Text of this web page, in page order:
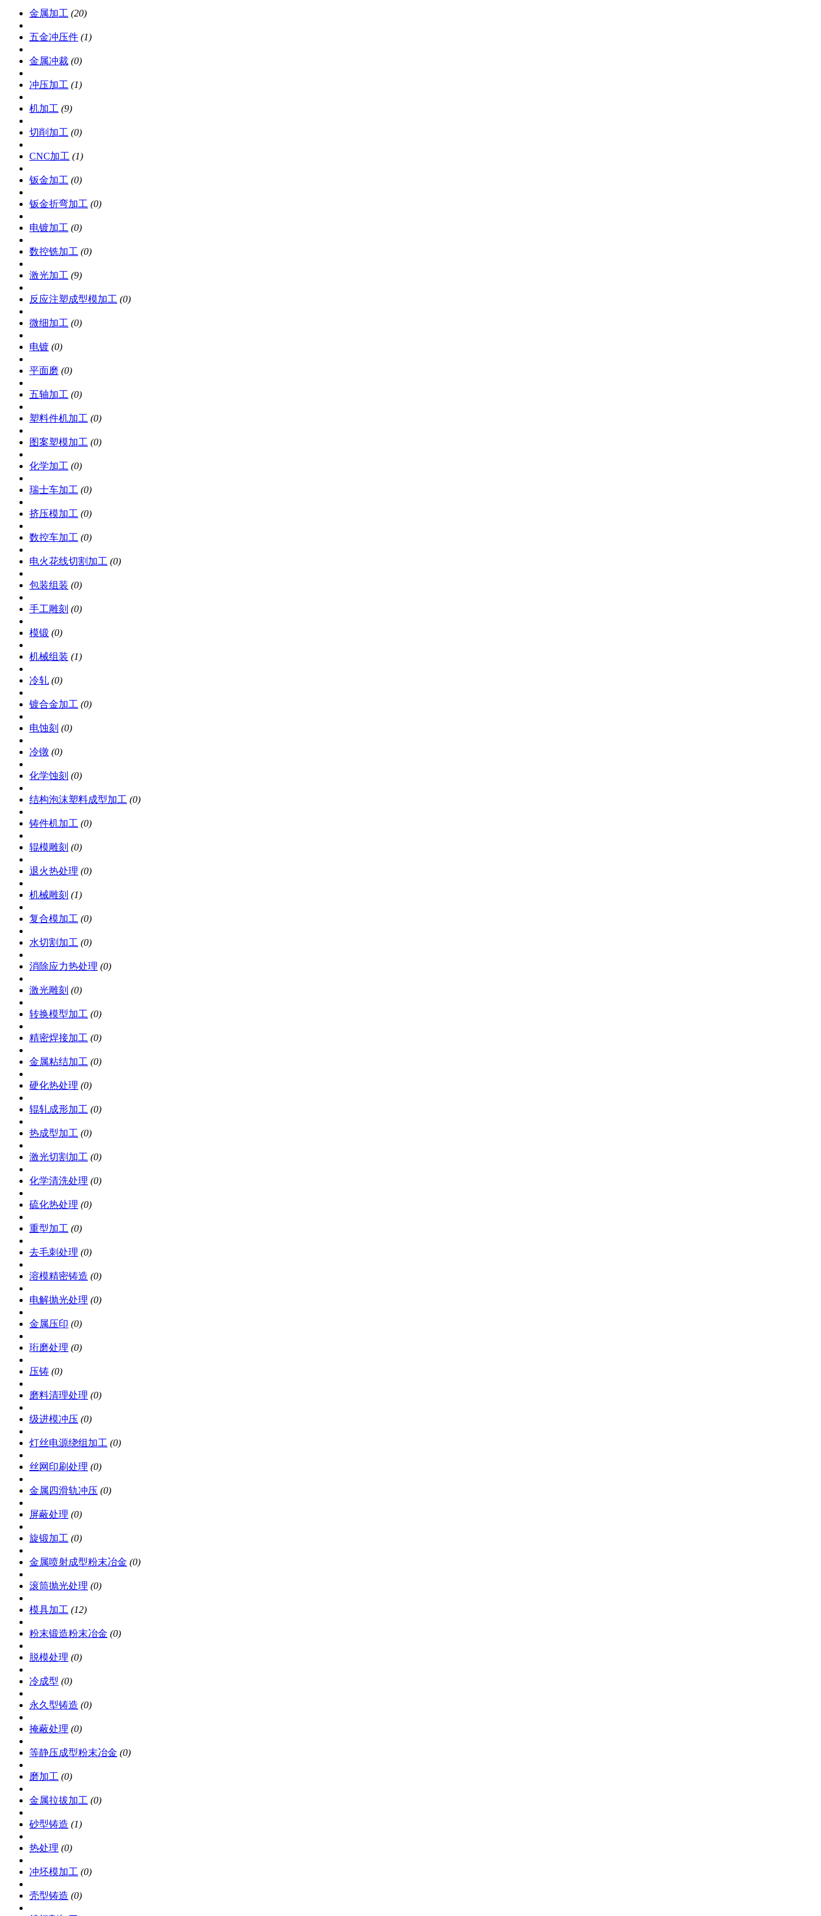
金属加工 (20)
五金冲压件 (1)
金属冲裁 (0)
冲压加工 (1)
机加工 (9)
切削加工 (0)
CNC加工 (1)
钣金加工 (0)
钣金折弯加工 (0)
电镀加工 (0)
数控铣加工 (0)
激光加工 (9)
反应注塑成型模加工 (0)
微细加工 (0)
电镀 (0)
平面磨 (0)
五轴加工 (0)
塑料件机加工 (0)
图案塑模加工 (0)
化学加工 (0)
瑞士车加工 (0)
挤压模加工 (0)
数控车加工 (0)
电火花线切割加工 (0)
包装组装 (0)
手工雕刻 (0)
模锻 (0)
机械组装 (1)
冷轧 (0)
镀合金加工 (0)
电蚀刻 (0)
冷镦 (0)
化学蚀刻 (0)
结构泡沫塑料成型加工 (0)
铸件机加工 (0)
辊模雕刻 (0)
退火热处理 (0)
机械雕刻 (1)
复合模加工 (0)
水切割加工 (0)
消除应力热处理 (0)
激光雕刻 (0)
转换模型加工 (0)
精密焊接加工 (0)
金属粘结加工 (0)
硬化热处理 (0)
辊轧成形加工 (0)
热成型加工 (0)
激光切割加工 (0)
化学清洗处理 (0)
硫化热处理 (0)
重型加工 (0)
去毛刺处理 (0)
溶模精密铸造 (0)
电解抛光处理 (0)
金属压印 (0)
珩磨处理 (0)
压铸 (0)
磨料清理处理 (0)
级进模冲压 (0)
灯丝电源绕组加工 (0)
丝网印刷处理 (0)
金属四滑轨冲压 (0)
屏蔽处理 (0)
旋锻加工 (0)
金属喷射成型粉末冶金 (0)
滚筒抛光处理 (0)
模具加工 (12)
粉末锻造粉末冶金 (0)
脱模处理 (0)
冷成型 (0)
永久型铸造 (0)
掩蔽处理 (0)
等静压成型粉末冶金 (0)
磨加工 (0)
金属拉拔加工 (0)
砂型铸造 (1)
热处理 (0)
冲坯模加工 (0)
壳型铸造 (0)